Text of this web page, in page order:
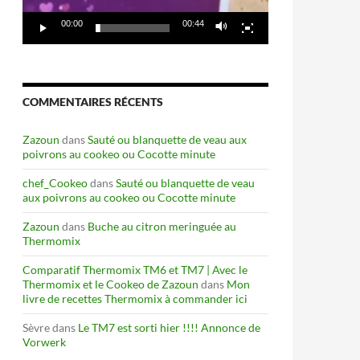
00:00 00:44
COMMENTAIRES RÉCENTS
Zazoun dansSauté ou blanquette de veau aux
poivrons au cookeo ou Cocotte minute
chef_CookeodansSauté ou blanquette de veau
aux poivrons au cookeo ou Cocotte minute
Zazoun dans Buche au citron meringuée au
Thermomix
Comparatif Thermomix TM6 et TM7 | Avec le
Thermomix et le Cookeo de Zazoun dans Mon
livre de recettes Thermomix à commander ici
Sèvredans Le TM7 est sorti hier !!!! Annonce de
Vorwerk